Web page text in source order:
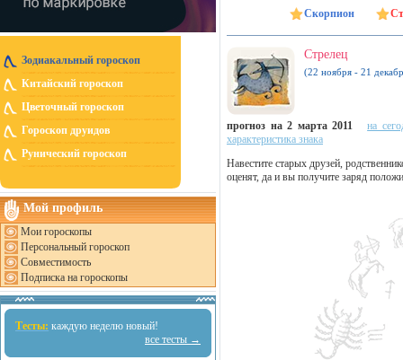
Зодиакальный гороскоп
Китайский гороскоп
Цветочный гороскоп
Гороскоп друидов
Рунический гороскоп
Мой профиль
Мои гороскопы
Персональный гороскоп
Совместимость
Подписка на гороскопы
Тесты: каждую неделю новый!
все тесты →
Скорпион
Стрелец
(22 ноября - 21
прогноз на 2 марта 2011
на
характеристика знака
Навестите старых друзей,
оценят, да и вы получите заряд